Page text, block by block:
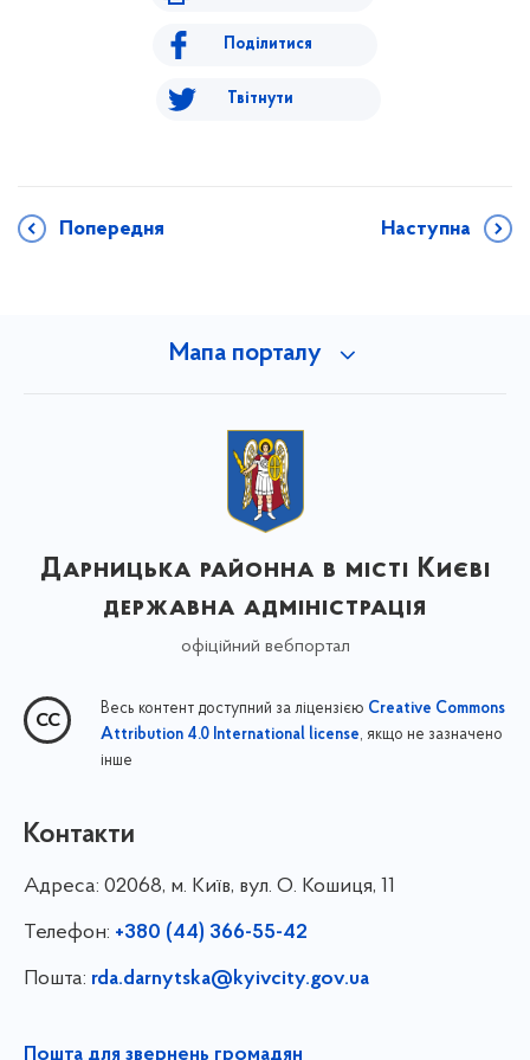
Поділитися
Твітнути
Попередня Наступна
Мапа порталу
Дарницька районна в місті Києві
державна адміністрація
офіційний вебпортал
Весь контент доступний за ліцензією Creative Commons
Attribution 4.0 International license, якщо не зазначено
інше
Контакти
Адреса: 02068, м. Київ, вул. О. Кошиця, 11
Телефон: +380 (44) 366-55-42
Пошта: rda.darnytska@kyivcity.gov.ua
Пошта для звернень громадян